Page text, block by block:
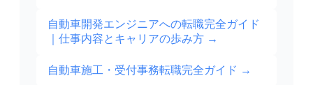
自動車開発エンジニアへの転職完全ガイド
｜仕事内容とキャリアの歩み方 →
自動車施工・受付事務転職完全ガイド →